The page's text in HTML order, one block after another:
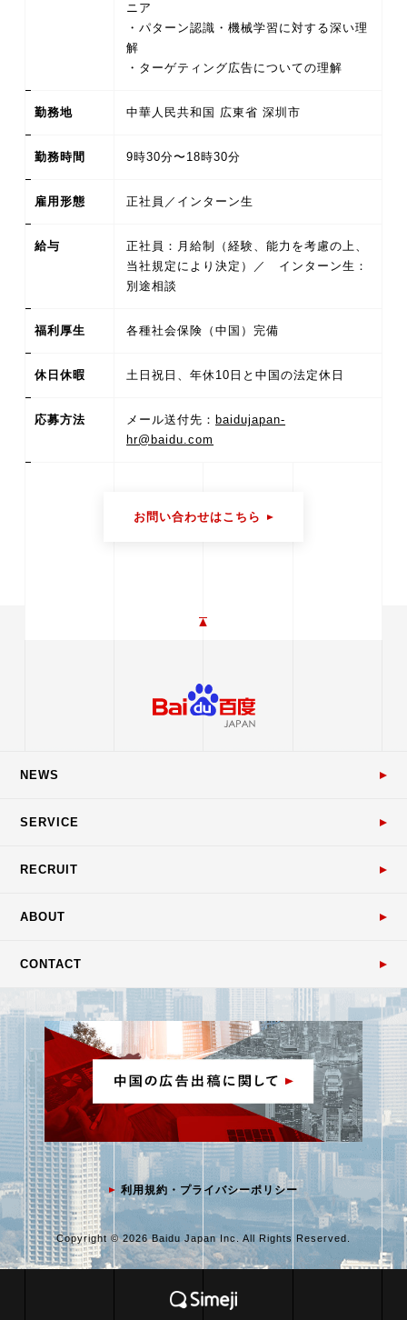
ニア
・パターン認識・機械学習に対する深い理
解
・ターゲティング広告についての理解
勤務地 中華人民共和国 広東省 深圳市
勤務時間 9時30分〜18時30分
雇用形態 正社員／インターン生
給与
正社員：月給制（経験、能力を考慮の上、
当社規定により決定）／ インターン生：
別途相談
福利厚生 各種社会保険（中国）完備
休日休暇 土日祝日、年休10日と中国の法定休日
応募方法 メール送付先： baidujapan-
hr@baidu.com
お問い合わせはこちら
NEWS
SERVICE
RECRUIT
ABOUT
CONTACT
利用規約・プライバシーポリシー
Copyright © 2026 Baidu Japan Inc. All Rights Reserved.